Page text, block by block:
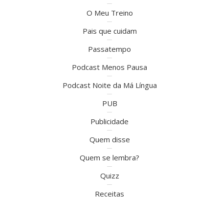
O Meu Treino
Pais que cuidam
Passatempo
Podcast Menos Pausa
Podcast Noite da Má Língua
PUB
Publicidade
Quem disse
Quem se lembra?
Quizz
Receitas